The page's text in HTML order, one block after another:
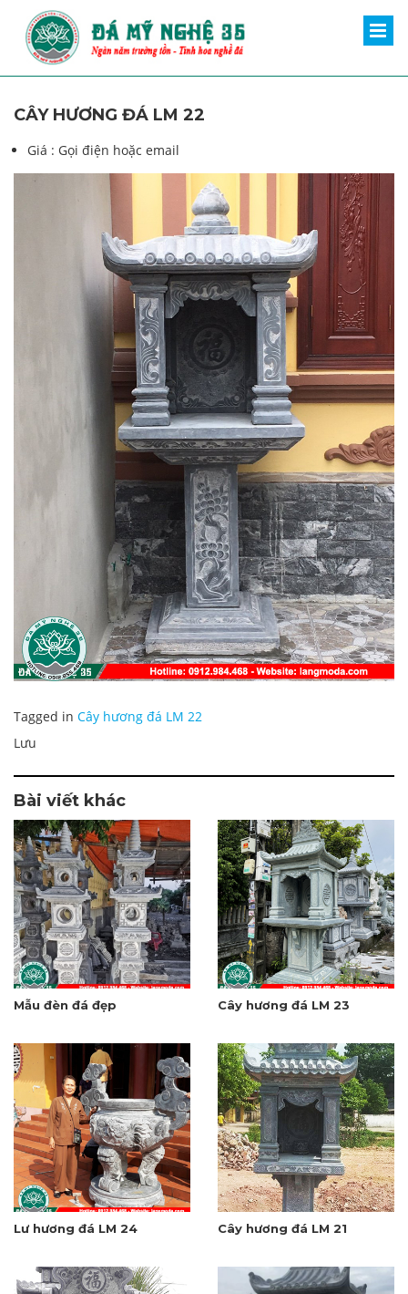
CÂY HƯƠNG ĐÁ LM 22
Giá : Gọi điện hoặc email
Tagged in Cây hương đá LM 22
Lưu
Bài viết khác
Mẫu đèn đá đẹp Cây hương đá LM 23
Lư hương đá LM 24 Cây hương đá LM 21